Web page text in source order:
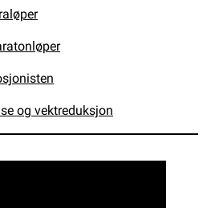
og vektreduksjon